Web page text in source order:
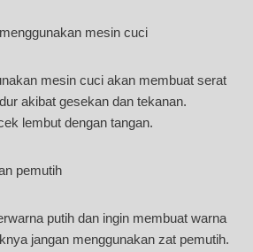
mesin cuci
mesin cuci akan membuat serat
akibat gesekan dan tekanan.
lembut dengan tangan.
pemutih
putih dan ingin membuat warna
jangan menggunakan zat pemutih.